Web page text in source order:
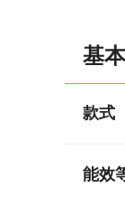
基
款式
能效